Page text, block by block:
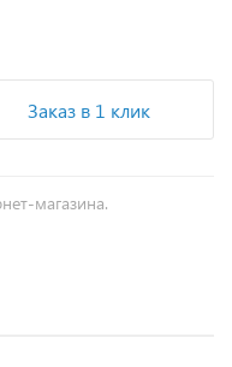
Заказ в 1 клик
магазина.